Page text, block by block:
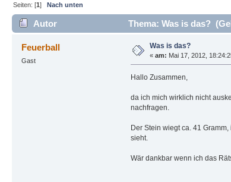
Seiten: [1]Nach unten
Autor Thema: Was is das?
Feuerball
Gast
Was is das?
« am: Mai 17, 2012,
Hallo Zusammen,
da ich mich wirklich nicht
nachfragen.
Der Stein wiegt ca. 41
sieht.
Wär dankbar wenn ich das